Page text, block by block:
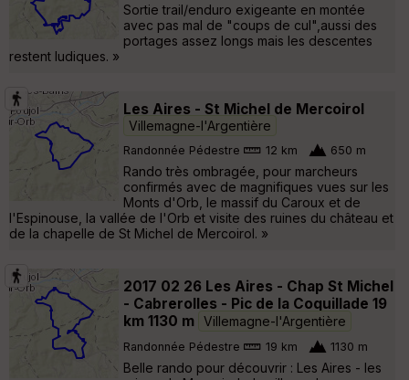
Sortie trail/enduro exigeante en montée
avec pas mal de "coups de cul",aussi des
portages assez longs mais les descentes
restent ludiques. »
Les Aires - St Michel de Mercoirol
Villemagne-l'Argentière
Randonnée Pédestre 12 km 650 m
Rando très ombragée, pour marcheurs
confirmés avec de magnifiques vues sur les
Monts d'Orb, le massif du Caroux et de
l'Espinouse, la vallée de l'Orb et visite des ruines du château et
de la chapelle de St Michel de Mercoirol. »
2017 02 26 Les Aires - Chap St Michel
- Cabrerolles - Pic de la Coquillade 19
km 1130 m
Villemagne-l'Argentière
Randonnée Pédestre 19 km 1130 m
Belle rando pour découvrir : Les Aires - les